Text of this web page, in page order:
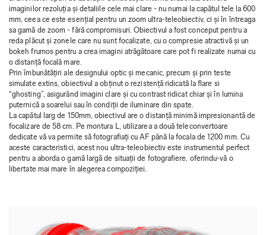
imaginilor rezoluția și detaliile cele mai clare - nu numai la capătul tele la 600
mm, ceea ce este esențial pentru un zoom ultra-teleobiectiv, ci și în întreaga
sa gamă de zoom - fără compromisuri. Obiectivul a fost conceput pentru a
reda plăcut și zonele care nu sunt focalizate, cu o compresie atractivă și un
bokeh frumos pentru a crea imagini atrăgătoare care pot fi realizate numai cu
o distanță focală mare.
Prin îmbunătățiri ale designului optic și mecanic, precum și prin teste
simulate extins, obiectivul a obținut o rezistență ridicată la flare si
“ghosting”, asigurând imagini clare și cu contrast ridicat chiar și în lumina
puternică a soarelui sau în condiții de iluminare din spate.
La capătul larg de 150mm, obiectivul are o distanță minimă impresionantă de
focalizare de 58 cm. Pe montura L, utilizarea a două teleconvertoare
dedicate vă va permite să fotografiați cu AF până la focala de 1200 mm. Cu
aceste caracteristici, acest nou ultra-teleobiectiv este instrumentul perfect
pentru a aborda o gamă largă de situații de fotografiere, oferindu-vă o
libertate mai mare în alegerea compoziției.